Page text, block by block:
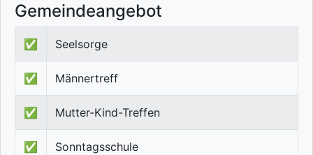
Gemeindeangebot
✅ Seelsorge
✅ Männertreff
✅ Mutter-Kind-Treffen
✅ Sonntagsschule